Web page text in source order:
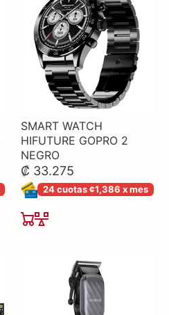
SMART WATCH
HIFUTURE GOPRO 2
NEGRO
₡ 33.275
24 cuotas ¢1,386 x mes